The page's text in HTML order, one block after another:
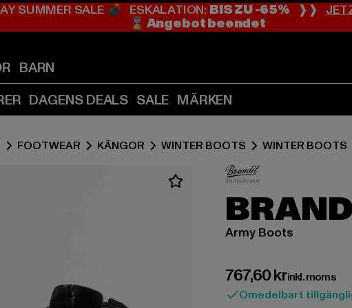
Hoppa
till
på
Enter)
Hoppa
till
på
Enter)
SUMMER SALE 💣 ESKALATION: BIS ZU -65% ❱❱
⌛️ Angebot beendet
BARN
DAGENS DEALS SALE MÄRKEN
FOOTWEAR KÄNGOR WINTER BOOTS WINTER BOOTS
Army Boots
767,60 kr
Nuvarande pris:
inkl. moms
Omedelbart